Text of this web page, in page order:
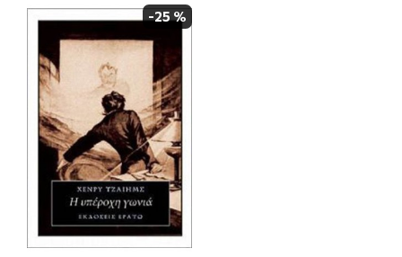
-25 %